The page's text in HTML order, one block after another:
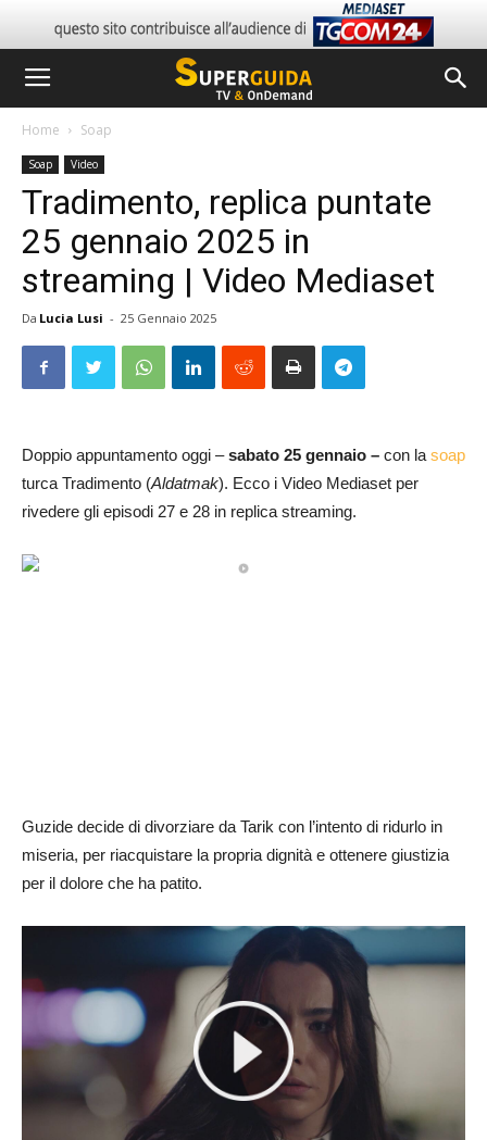
Home Soap
Soap Video
Tradimento, replica puntate
25 gennaio 2025 in
streaming | Video Mediaset
Da Lucia Lusi - 25 Gennaio 2025
Doppio appuntamento oggi –sabato 25 gennaio – con la soap
turca Tradimento (Aldatmak). Ecco i Video Mediaset per
rivedere gli episodi 27 e 28 in replica streaming.
Guzide decide di divorziare da Tarik con l’intento di ridurlo in
miseria, per riacquistare la propria dignità e ottenere giustizia
per il dolore che ha patito.